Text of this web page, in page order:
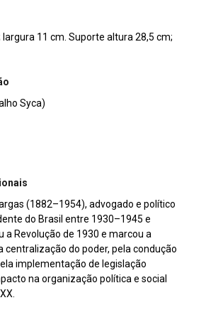
11 cm. Suporte altura 28,5 cm;
Syca)
(1882–1954), advogado e político
do Brasil entre 1930–1945 e
a Revolução de 1930 e marcou a
centralização do poder, pela condução
implementação de legislação
na organização política e social